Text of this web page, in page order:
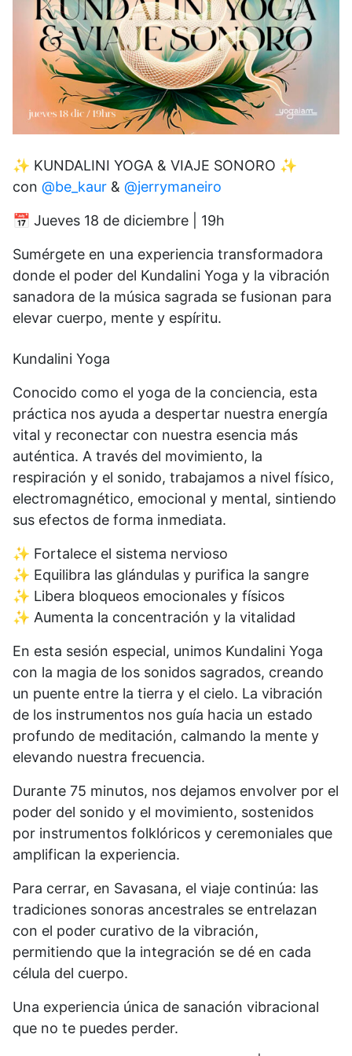
✨ KUNDALINI YOGA & VIAJE SONORO ✨
con @be_kaur & @jerrymaneiro
📅 Jueves 18 de diciembre | 19h
Sumérgete en una experiencia transformadora
donde el poder del Kundalini Yoga y la vibración
sanadora de la música sagrada se fusionan para
elevar cuerpo, mente y espíritu.
Kundalini Yoga
Conocido como el yoga de la conciencia, esta
práctica nos ayuda a despertar nuestra energía
vital y reconectar con nuestra esencia más
auténtica. A través del movimiento, la
respiración y el sonido, trabajamos a nivel físico,
electromagnético, emocional y mental, sintiendo
sus efectos de forma inmediata.
✨ Fortalece el sistema nervioso
✨ Equilibra las glándulas y purifica la sangre
✨ Libera bloqueos emocionales y físicos
✨ Aumenta la concentración y la vitalidad
En esta sesión especial, unimos Kundalini Yoga
con la magia de los sonidos sagrados, creando
un puente entre la tierra y el cielo. La vibración
de los instrumentos nos guía hacia un estado
profundo de meditación, calmando la mente y
elevando nuestra frecuencia.
Durante 75 minutos, nos dejamos envolver por el
poder del sonido y el movimiento, sostenidos
por instrumentos folklóricos y ceremoniales que
amplifican la experiencia.
Para cerrar, en Savasana, el viaje continúa: las
tradiciones sonoras ancestrales se entrelazan
con el poder curativo de la vibración,
permitiendo que la integración se dé en cada
célula del cuerpo.
Una experiencia única de sanación vibracional
que no te puedes perder.